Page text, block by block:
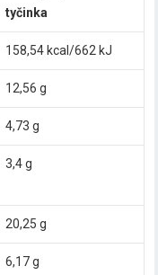
tyčinka
158,54 kcal/662 kJ
12,56 g
4,73 g
3,4 g
20,25 g
6,17 g